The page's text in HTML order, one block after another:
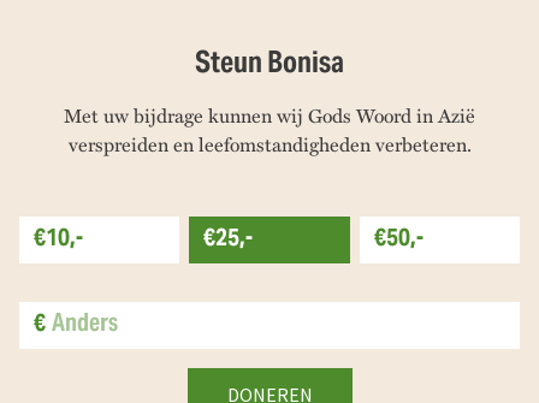
Steun Bonisa
Met uw bijdrage kunnen wij Gods Woord in Azië
verspreiden en leefomstandigheden verbeteren.
€10,- €25,-
€50,-
€